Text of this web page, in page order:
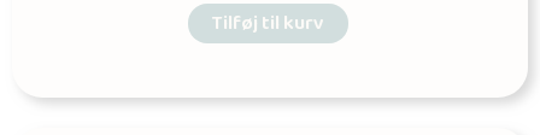
Tilføj til kurv